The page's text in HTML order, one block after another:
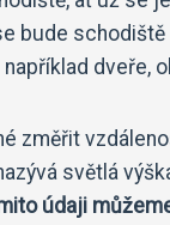
bude
dveře,
změřit
světlá
údaji